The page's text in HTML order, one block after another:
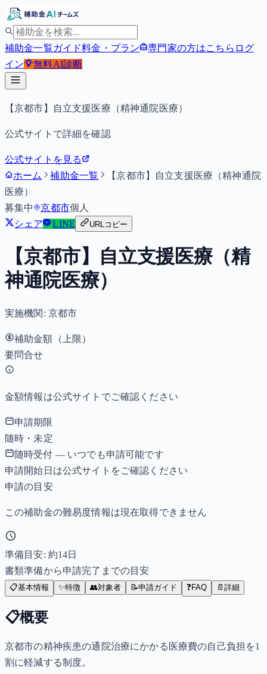
補助金一覧ガイド料金・プラン 専門家の方はこちら ログ
イン
無料AI診断
【京都市】自立支援医療（精神通院医療）
公式サイトで詳細を確認
公式サイトを見る
ホーム
補助金一覧
【京都市】自立支援医療（精神通院
医療）
募集中
京都市個人
シェア
LINE URLコピー
【京都市】自立支援医療（精
神通院医療）
実施機関: 京都市
補助金額（上限）
要問合せ
金額情報は公式サイトでご確認ください
申請期限
随時・未定
随時受付 — いつでも申請可能です
申請開始日は公式サイトをご確認ください
申請の目安
この補助金の難易度情報は現在取得できません
準備目安: 約14日
書類準備から申請完了までの目安
📋基本情報 ✨特徴 👥対象者 📝申請ガイド ❓FAQ 📄 詳細
📋概要
京都市の精神疾患の通院治療にかかる医療費の自己負担を1
割に軽減する制度。